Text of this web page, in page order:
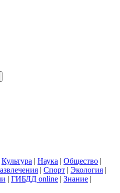
Культура | Наука | Общество |
| Спорт | Экология |
| ГИБДД online | Знание |